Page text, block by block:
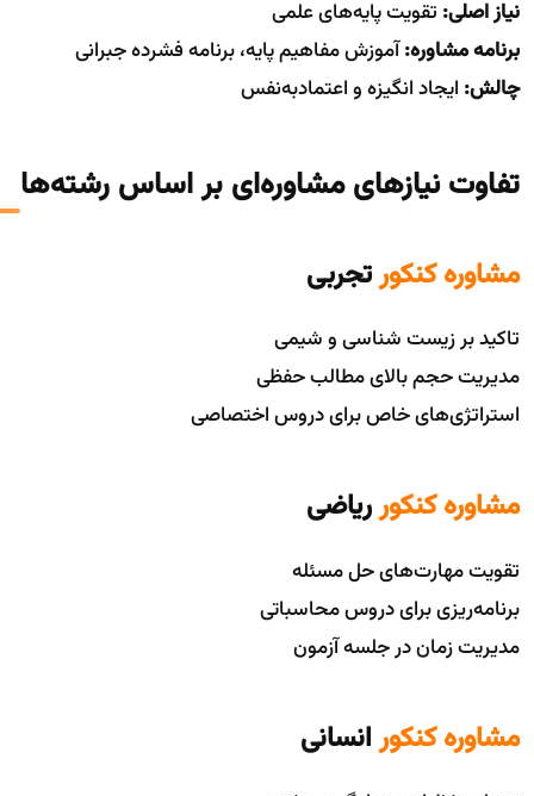
نیاز اصلی: تقویت پایه‌های علمی
برنامه مشاوره:آموزش مفاهیم پایه، برنامه فشرده جبرانی
چالش: ایجاد انگیزه و اعتمادبه‌نفس
تفاوت نیازهای مشاوره‌ای بر اساس رشته‌ها
مشاوره کنکورتجربی
تاکید بر زیست شناسی و شیمی
مدیریت حجم بالای مطالب حفظی
استراتژی‌های خاص برای دروس اختصاصی
مشاوره کنکورریاضی
تقویت مهارت‌های حل مسئله
برنامه‌ریزی برای دروس محاسباتی
مدیریت زمان در جلسه آزمون
مشاوره کنکورانسانی